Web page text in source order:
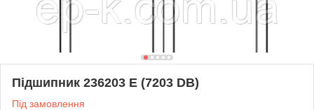
Підшипник 236203 Е (7203 DB)
Під замовлення